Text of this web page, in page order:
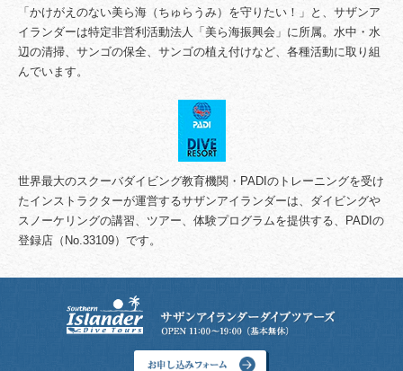
「かけがえのない美ら海（ちゅらうみ）を守りたい！」と、サザンア
イランダーは特定非営利活動法人「美ら海振興会」に所属。水中・水
辺の清掃、サンゴの保全、サンゴの植え付けなど、各種活動に取り組
んでいます。
世界最大のスクーバダイビング教育機関・PADIのトレーニングを受け
たインストラクターが運営するサザンアイランダーは、ダイビングや
スノーケリングの講習、ツアー、体験プログラムを提供する、PADIの
登録店（No.33109）です。